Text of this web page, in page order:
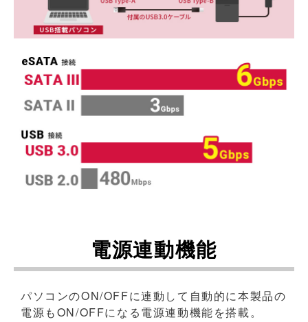
電源連動機能
パソコンのON/OFFに連動して自動的に本製品の
電源もON/OFFになる電源連動機能を搭載。